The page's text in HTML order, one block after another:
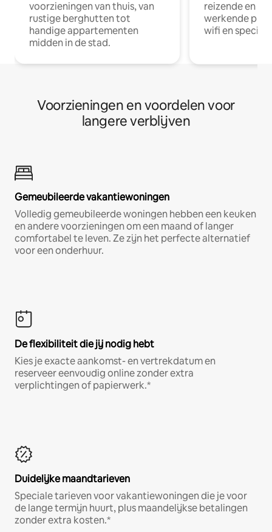
voorzieningen van thuis, van
rustige berghutten tot
handige appartementen
midden in de stad.
reizende en
werkende
wifi en
Voorzieningen en voordelen voor
langere verblijven
Gemeubileerde vakantiewoningen
Volledig gemeubileerde woningen hebben een keuken
en andere voorzieningen om een maand of langer
comfortabel te leven. Ze zijn het perfecte alternatief
voor een onderhuur.
De flexibiliteit die jij nodig hebt
Kies je exacte aankomst- en vertrekdatum en
reserveer eenvoudig online zonder extra
verplichtingen of papierwerk.*
Duidelijke maandtarieven
Speciale tarieven voor vakantiewoningen die je voor
de lange termijn huurt, plus maandelijkse betalingen
zonder extra kosten.*